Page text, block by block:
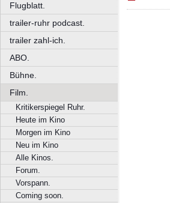
Flugblatt.
trailer-ruhr podcast.
trailer zahl-ich.
ABO.
Bühne.
Film.
Kritikerspiegel Ruhr.
Heute im Kino
Morgen im Kino
Neu im Kino
Alle Kinos.
Forum.
Vorspann.
Coming soon.